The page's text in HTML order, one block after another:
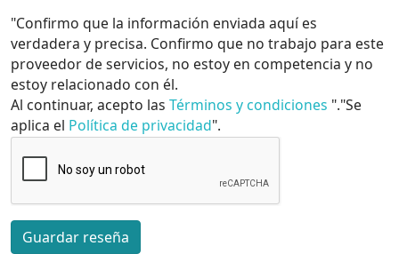
"Confirmo que la información enviada aquí es
verdadera y precisa. Confirmo que no trabajo para este
proveedor de servicios, no estoy en competencia y no
estoy relacionado con él.
Al continuar, acepto las Términos y condiciones "."Se
aplica el Política de privacidad".
Guardar reseña